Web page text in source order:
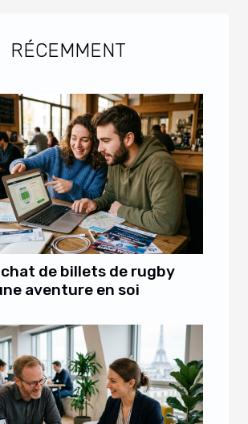
RÉCEMMENT
de billets de rugby
aventure en soi